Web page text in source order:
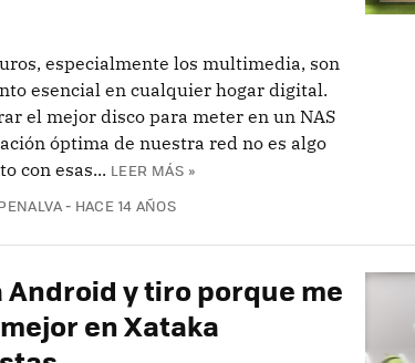
especialmente los multimedia, son
esencial en cualquier hogar digital.
el mejor disco para meter en un NAS
óptima de nuestra red no es algo
con esas... LEER MÁS »
HACE 14 AÑOS
Android y tiro porque me
en Xataka